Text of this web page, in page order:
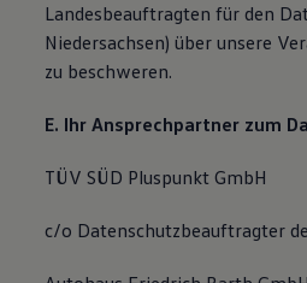
Landesbeauftragten für den
Niedersachsen) über unsere
zu beschweren.
E. Ihr Ansprechpartner zum
TÜV SÜD Pluspunkt GmbH
c/o Datenschutzbeauftragter